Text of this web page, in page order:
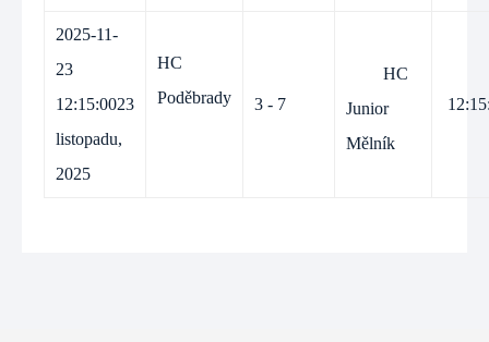
2025-11-
23
12:15:0023
listopadu,
2025
HC
Poděbrady
3 - 7
HC
Junior
Mělník